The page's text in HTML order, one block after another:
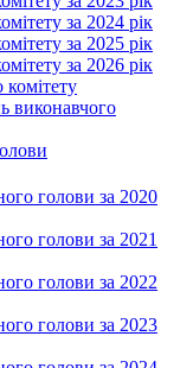
за 2024 рік
за 2025 рік
за 2026 рік
виконавчого
голови за 2020
голови за 2021
голови за 2022
голови за 2023